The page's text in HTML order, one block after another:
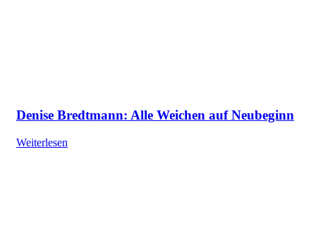
Denise Bredtmann: Alle Weichen auf Neubeginn
Weiterlesen